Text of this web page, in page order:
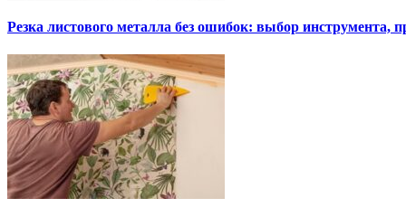
Резка листового металла без ошибок: выбор инструмента,